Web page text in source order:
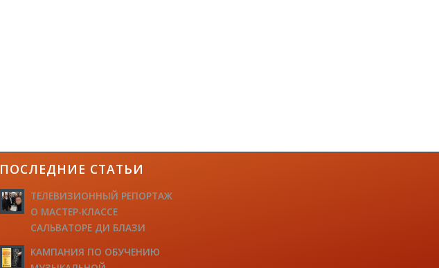
ПОСЛЕДНИЕ СТАТЬИ
ТЕЛЕВИЗИОННЫЙ РЕПОРТАЖ
О МАСТЕР-КЛАССЕ
САЛЬВАТОРЕ ДИ БЛАЗИ
КАМПАНИЯ ПО ОБУЧЕНИЮ